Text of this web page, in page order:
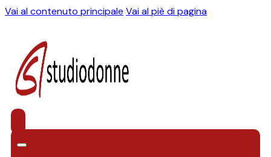
Vai al contenuto principale Vai al piè di pagina